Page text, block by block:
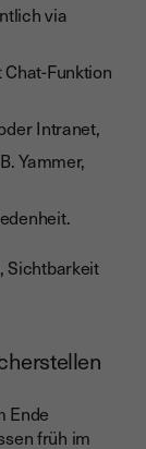
via
Funktion
Intranet,
Yammer,
Sichtbarkeit
Ende
früh im